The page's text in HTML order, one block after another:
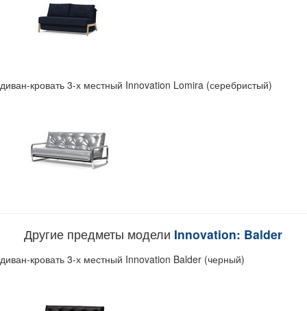
диван-кровать 3-х местный Innovation Lomira (серебристый)
Другие предметы модели Innovation: Balder
диван-кровать 3-х местный Innovation Balder (черный)